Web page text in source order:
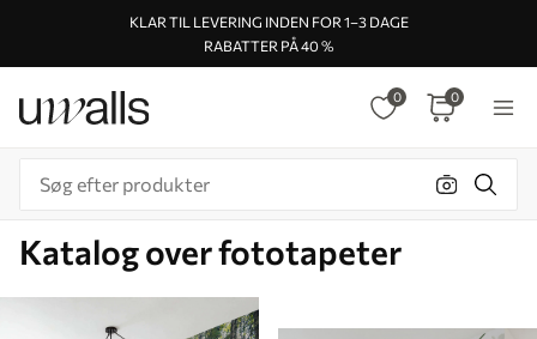
KLAR TIL LEVERING INDEN FOR 1–3 DAGE
RABATTER PÅ 40 %
0 0
Katalog over fototapeter